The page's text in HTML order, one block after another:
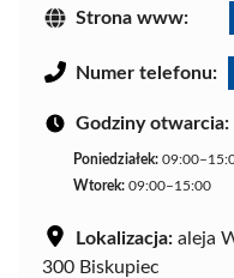
Strona www:
Numer telefonu:
Godziny otwarcia:
Poniedziałek:
Wtorek: 09:00–15:00
Lokalizacja: aleja
300 Biskupiec